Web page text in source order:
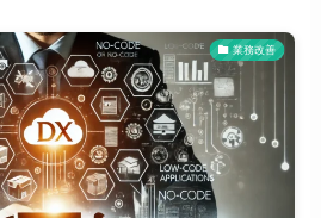
業務改善